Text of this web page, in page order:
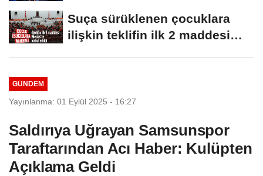
Suça sürüklenen çocuklara
ilişkin teklifin ilk 2 maddesi
GÜNDEM
Yayınlanma: 01 Eylül 2025 - 16:27
Saldırıya Uğrayan Samsunspor
Taraftarından Acı Haber: Kulüpten
Açıklama Geldi